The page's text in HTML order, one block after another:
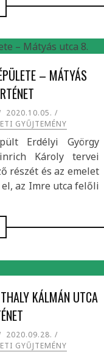
– MÁTYÁS
2020.10.05.
GYŰJTEMÉNY
Erdélyi György
Károly tervei
részét és az emelet
az Imre utca felőli
KÁLMÁN UTCA
2020.09.28.
GYŰJTEMÉNY